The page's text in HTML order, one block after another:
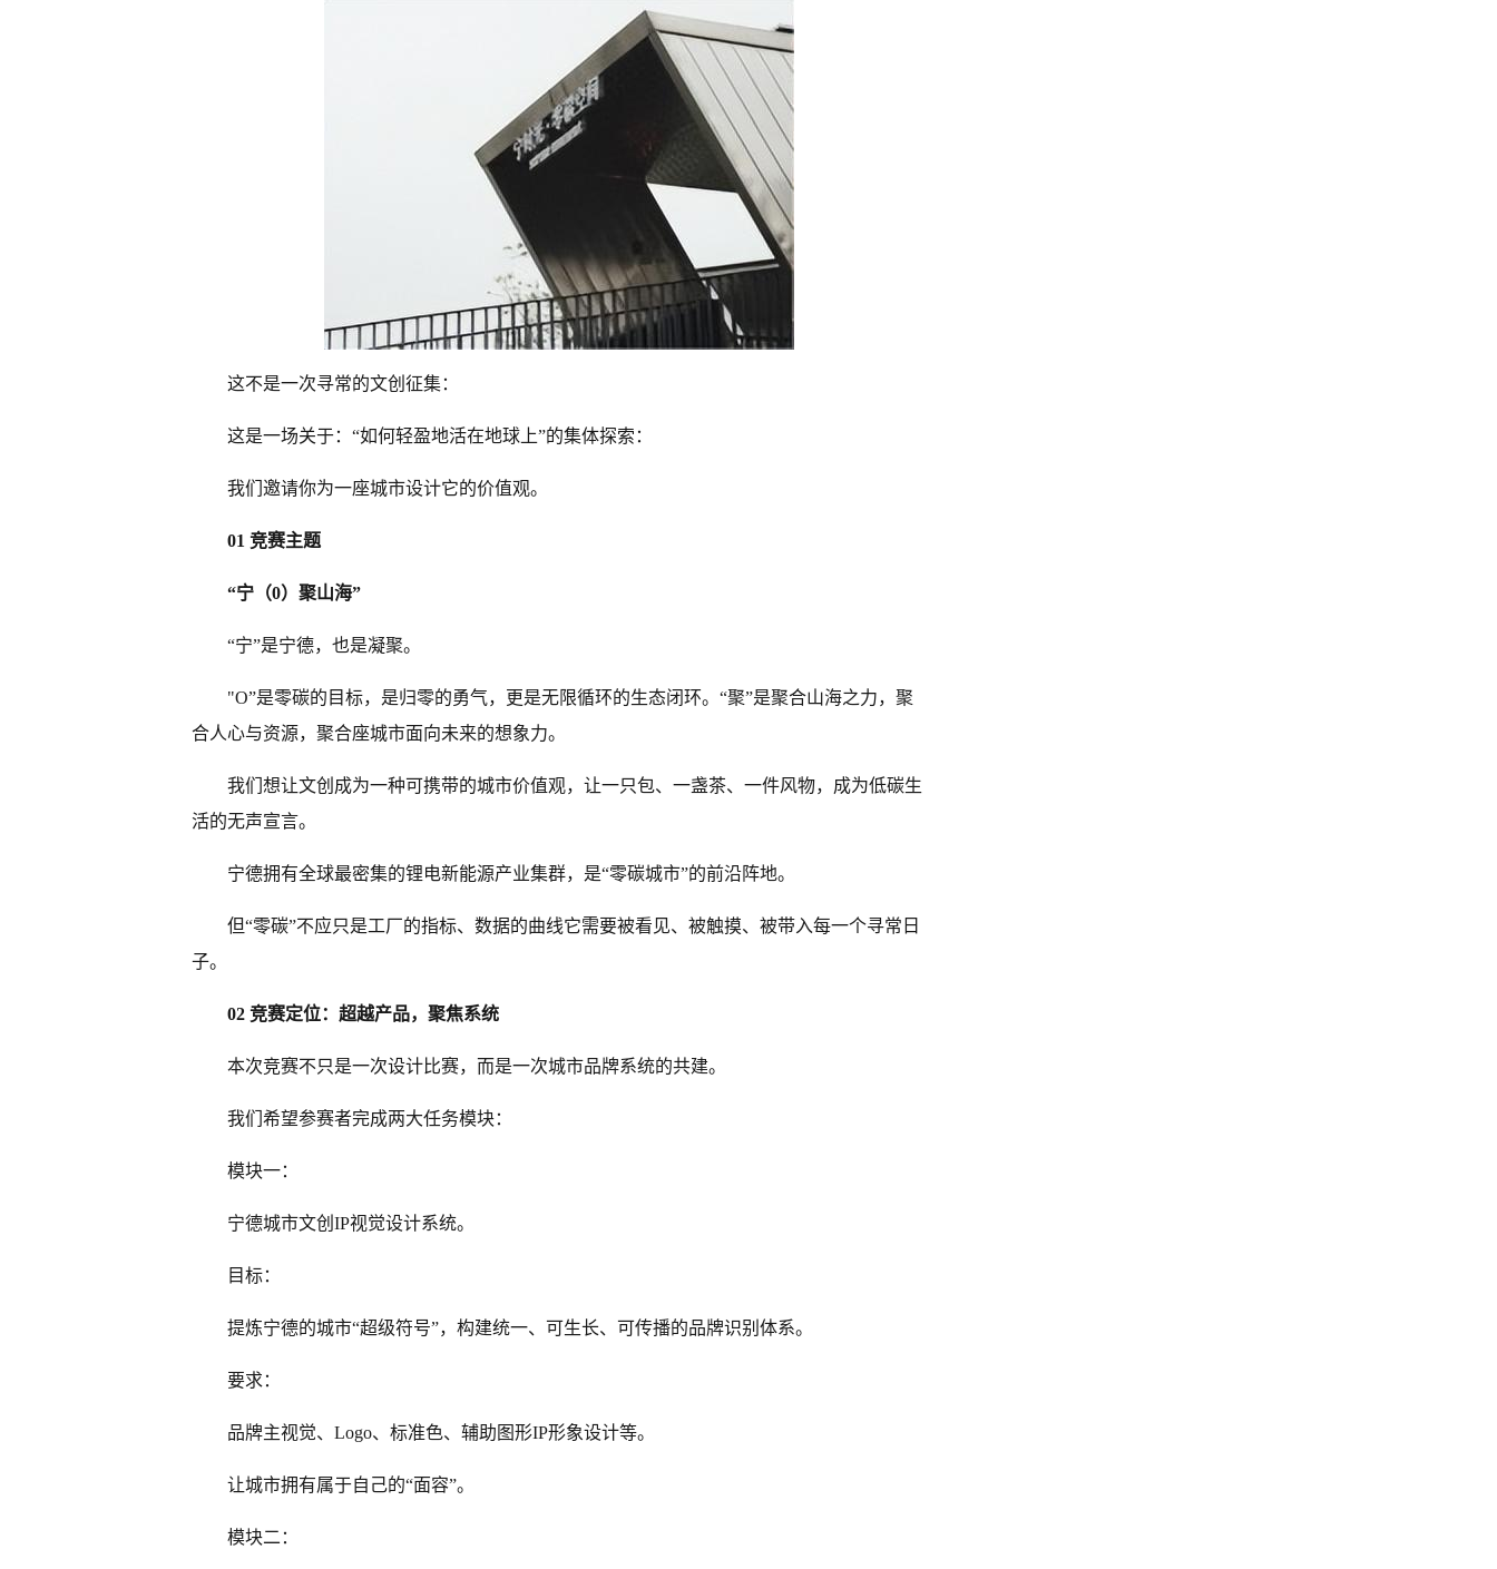
这不是一次寻常的文创征集：
这是一场关于：“如何轻盈地活在地球上”的集体探索：
我们邀请你为一座城市设计它的价值观。
01 竞赛主题
“宁（0）聚山海”
“宁”是宁德，也是凝聚。
"O”是零碳的目标，是归零的勇气，更是无限循环的生态闭环。“聚”是聚合山海之力，聚
合人心与资源，聚合座城市面向未来的想象力。
我们想让文创成为一种可携带的城市价值观，让一只包、一盏茶、一件风物，成为低碳生
活的无声宣言。
宁德拥有全球最密集的锂电新能源产业集群，是“零碳城市”的前沿阵地。
但“零碳”不应只是工厂的指标、数据的曲线它需要被看见、被触摸、被带入每一个寻常日
子。
02 竞赛定位：超越产品，聚焦系统
本次竞赛不只是一次设计比赛，而是一次城市品牌系统的共建。
我们希望参赛者完成两大任务模块：
模块一：
宁德城市文创IP视觉设计系统。
目标：
提炼宁德的城市“超级符号”，构建统一、可生长、可传播的品牌识别体系。
要求：
品牌主视觉、Logo、标准色、辅助图形IP形象设计等。
让城市拥有属于自己的“面容”。
模块二：